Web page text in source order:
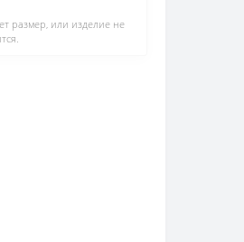
размер, или изделие не